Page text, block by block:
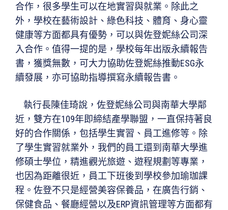
合作，很多學生可以在地實習與就業。除此之
外，學校在藝術設計、綠色科技、體育、身心靈
健康等方面都具有優勢，可以與佐登妮絲公司深
入合作。值得一提的是，學校每年出版永續報告
書，獲獎無數，可大力協助佐登妮絲推動ESG永
續發展，亦可協助指導撰寫永續報告書。
執行長陳佳琦說，佐登妮絲公司與南華大學鄰
近，雙方在109年即締結產學聯盟，一直保持著良
好的合作關係，包括學生實習、員工進修等。除
了學生實習就業外，我們的員工還到南華大學進
修碩士學位，精進觀光旅遊、遊程規劃等專業，
也因為距離很近，員工下班後到學校參加瑜珈課
程。佐登不只是經營美容保養品，在廣告行銷、
保健食品、餐廳經營以及ERP資訊管理等方面都有